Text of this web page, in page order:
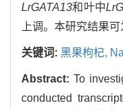
LrGATA13和叶中
上调。本研究结果
关键词: 黑果枸杞,
Abstract: To
conducted